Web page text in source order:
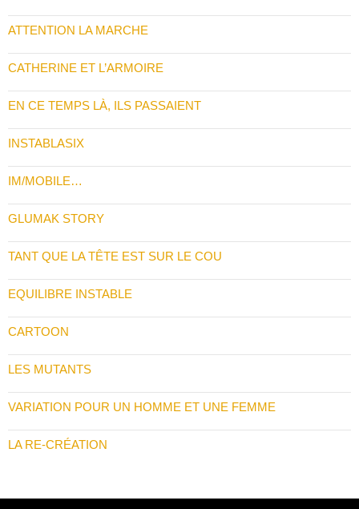
ATTENTION LA MARCHE
CATHERINE ET L’ARMOIRE
EN CE TEMPS LÀ, ILS PASSAIENT
INSTABLASIX
IM/MOBILE…
GLUMAK STORY
TANT QUE LA TÊTE EST SUR LE COU
EQUILIBRE INSTABLE
CARTOON
LES MUTANTS
VARIATION POUR UN HOMME ET UNE FEMME
LA RE-CRÉATION